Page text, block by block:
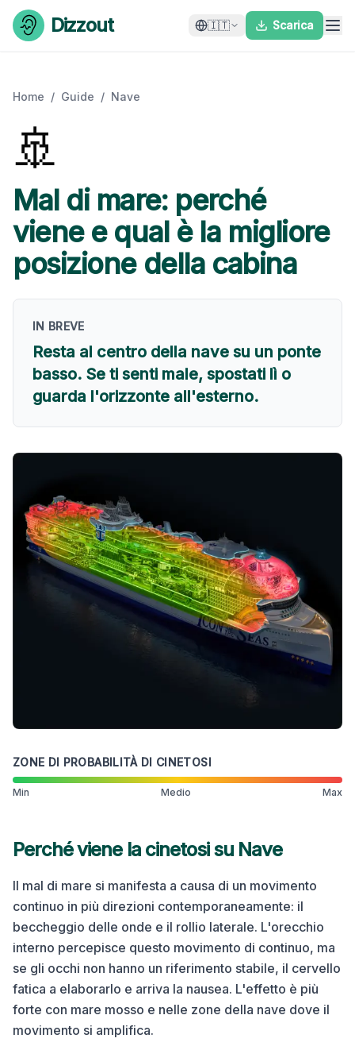
Skip to content
Dizzout 🇮🇹 Scarica
Home / Guide / Nave
🚢
Mal di mare: perché
viene e qual è la migliore
posizione della cabina
IN BREVE
Resta al centro della nave su un ponte
basso. Se ti senti male, spostati lì o
guarda l'orizzonte all'esterno.
ZONE DI PROBABILITÀ DI CINETOSI
Min Medio Max
Perché viene la cinetosi su Nave
Il mal di mare si manifesta a causa di un movimento
continuo in più direzioni contemporaneamente: il
beccheggio delle onde e il rollio laterale. L'orecchio
interno percepisce questo movimento di continuo, ma
se gli occhi non hanno un riferimento stabile, il cervello
fatica a elaborarlo e arriva la nausea. L'effetto è più
forte con mare mosso e nelle zone della nave dove il
movimento si amplifica.